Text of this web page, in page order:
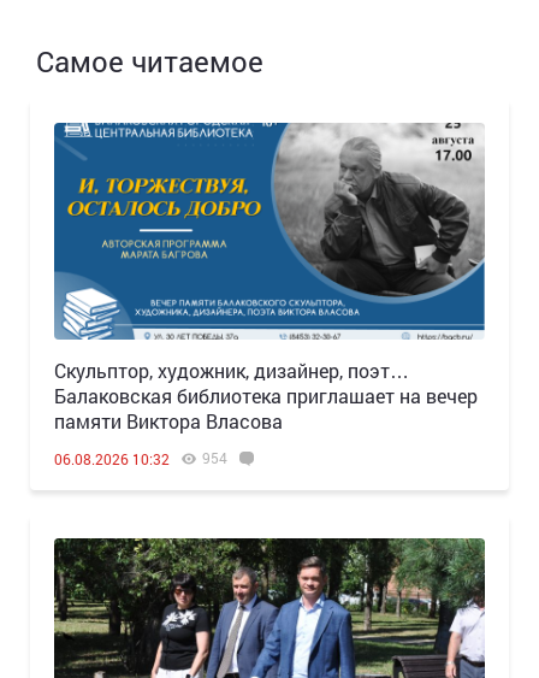
Самое читаемое
Скульптор, художник, дизайнер, поэт…
Балаковская библиотека приглашает на вечер
памяти Виктора Власова
06.08.2026 10:32 954